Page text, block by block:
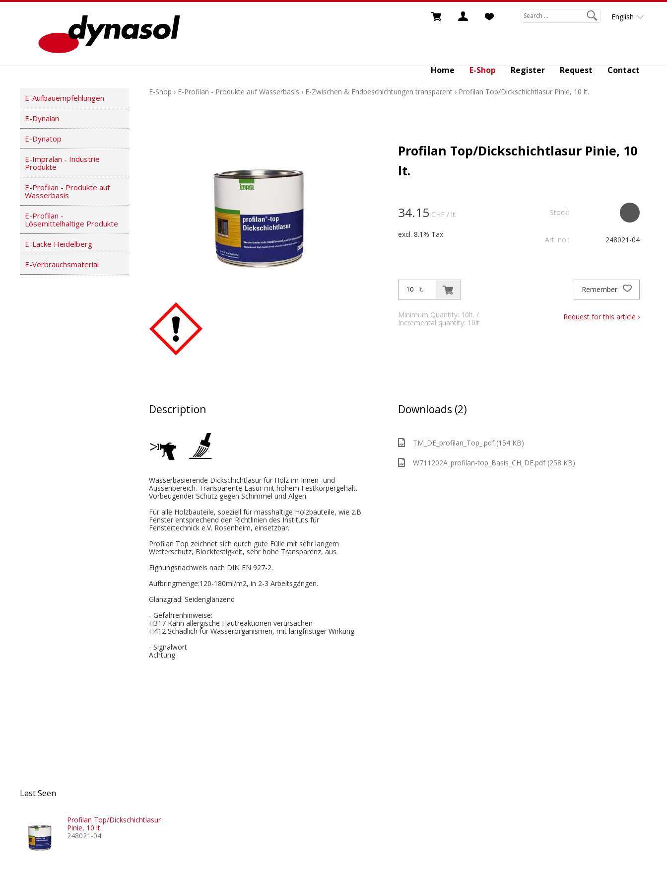
English
Home E-Shop Register Request Contact
E-Aufbauempfehlungen
E-Dynalan
E-Dynatop
E-Impralan - Industrie
Produkte
E-Profilan - Produkte auf
Wasserbasis
E-Profilan -
Lösemittelhaltige Produkte
E-Lacke Heidelberg
E-Verbrauchsmaterial
E-Shop › E-Profilan - Produkte auf Wasserbasis › E-Zwischen & Endbeschichtungen transparent › Profilan Top/Dickschichtlasur Pinie, 10 lt.
Profilan Top/Dickschichtlasur Pinie, 10
lt.
34.15 CHF / lt.
excl. 8.1% Tax
Stock:
Art. no.: 248021-04
lt.
Minimum Quantity: 10lt. /
Incremental quantity: 10lt.
Remember
Request for this article ›
Description
Wasserbasierende Dickschichtlasur für Holz im Innen- und
Aussenbereich. Transparente Lasur mit hohem Festkörpergehalt.
Vorbeugender Schutz gegen Schimmel und Algen.
Für alle Holzbauteile, speziell für masshaltige Holzbauteile, wie z.B.
Fenster entsprechend den Richtlinien des Instituts für
Fenstertechnick e.V. Rosenheim, einsetzbar.
Profilan Top zeichnet sich durch gute Fülle mit sehr langem
Wetterschutz, Blockfestigkeit, sehr hohe Transparenz, aus.
Eignungsnachweis nach DIN EN 927-2.
Aufbringmenge:120-180ml/m2, in 2-3 Arbeitsgängen.
Glanzgrad: Seidenglänzend
- Gefahrenhinweise:
H317 Kann allergische Hautreaktionen verursachen
H412 Schädlich für Wasserorganismen, mit langfristiger Wirkung
- Signalwort
Achtung
Downloads (2)
TM_DE_profilan_Top_.pdf (154 KB)
W711202A_profilan-top_Basis_CH_DE.pdf (258 KB)
Last Seen
Profilan Top/Dickschichtlasur
Pinie, 10 lt.
248021-04